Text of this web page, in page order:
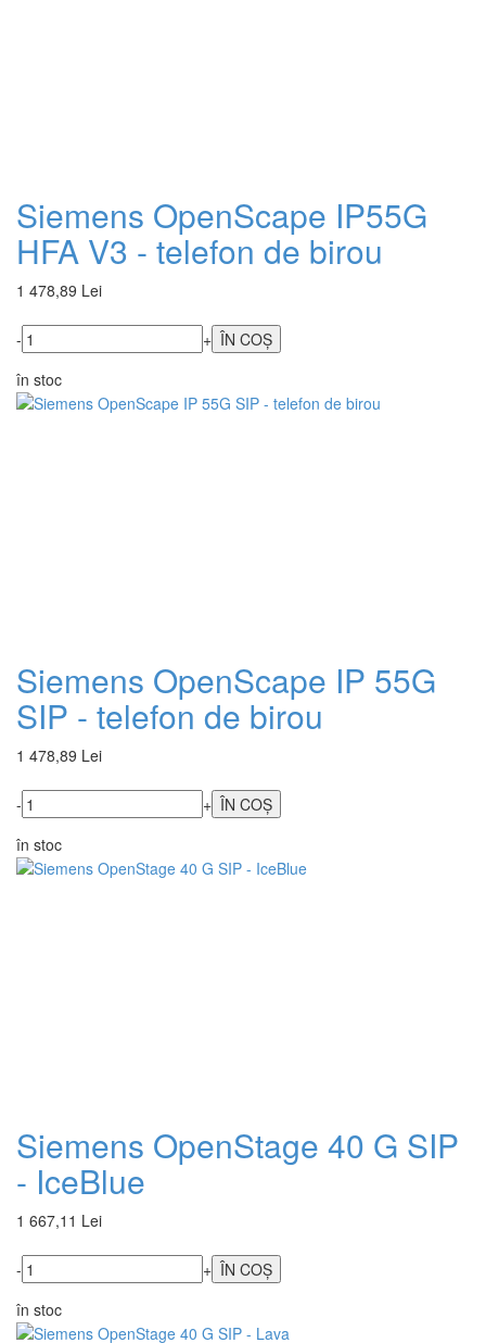
Siemens OpenScape IP55G
HFA V3 - telefon de birou
1 478,89 Lei
-
+
în stoc
Siemens OpenScape IP 55G
SIP - telefon de birou
1 478,89 Lei
-
+
în stoc
Siemens OpenStage 40 G SIP
- IceBlue
1 667,11 Lei
-
+
în stoc